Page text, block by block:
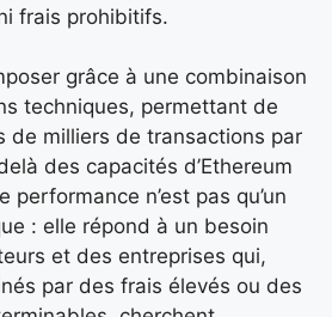
frais prohibitifs.
grâce à une combinaison
techniques, permettant de
de milliers de transactions par
des capacités d’Ethereum
performance n’est pas qu’un
: elle répond à un besoin
et des entreprises qui,
par des frais élevés ou des